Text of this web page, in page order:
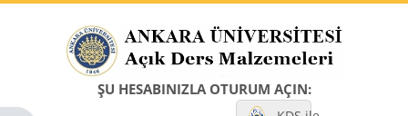
ŞU HESABINIZLA OTURUM AÇIN: